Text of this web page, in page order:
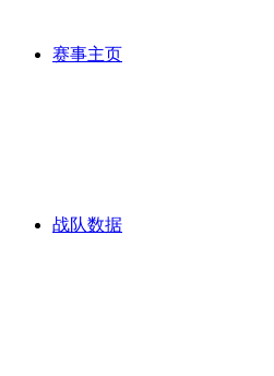
赛事主页
战队数据